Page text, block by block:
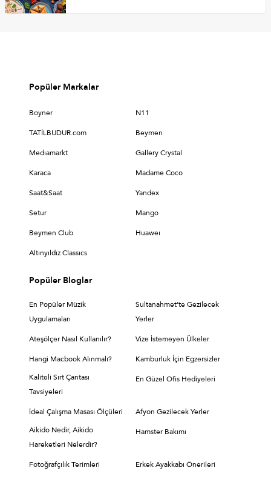
Popüler Markalar
Boyner N11
TATİLBUDUR.com Beymen
Medıamarkt Gallery Crystal
Karaca Madame Coco
Saat&Saat Yandex
Setur Mango
Beymen Club Huaweı
Altınyıldız Classıcs
Popüler Bloglar
En Popüler Müzik
Uygulamaları
Sultanahmet’te Gezilecek
Yerler
Ateşölçer Nasıl Kullanılır? Vize İstemeyen Ülkeler
Hangi Macbook Alınmalı?
Kamburluk İçin Egzersizler
Kaliteli Sırt Çantası
Tavsiyeleri
En Güzel Ofis Hediyeleri
İdeal Çalışma Masası Ölçüleri
Afyon Gezilecek Yerler
Aikido Nedir, Aikido
Hareketleri Nelerdir?
Hamster Bakımı
Fotoğrafçılık Terimleri Erkek Ayakkabı Önerileri